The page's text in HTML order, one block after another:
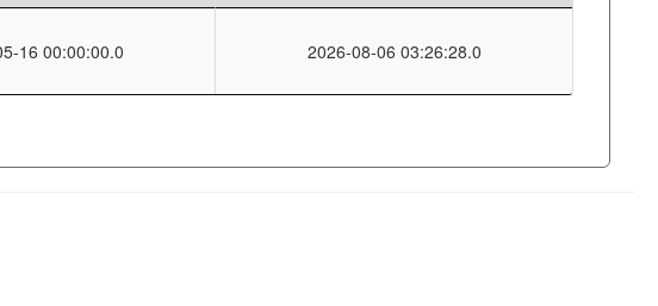
16 00:00:00.0 2026-08-06 03:26:28.0